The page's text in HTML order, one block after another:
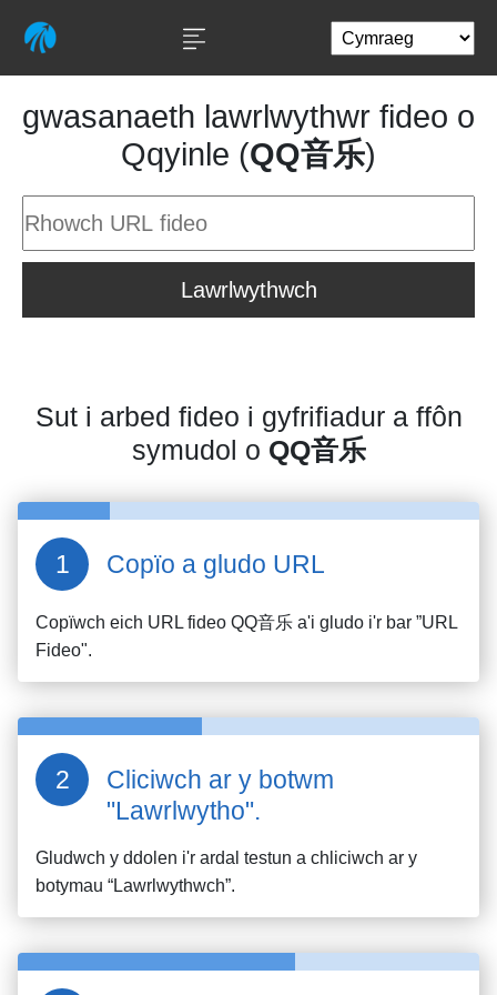
gwasanaeth lawrlwythwr fideo o
Qqyinle (QQ音乐)
Lawrlwythwch
Sut i arbed fideo i gyfrifiadur a ffôn
symudol o QQ音乐
Copïo a gludo URL
Copïwch eich URL fideo QQ音乐 a'i gludo i'r bar ”URL
Fideo".
Cliciwch ar y botwm
"Lawrlwytho".
Gludwch y ddolen i'r ardal testun a chliciwch ar y
botymau “Lawrlwythwch”.